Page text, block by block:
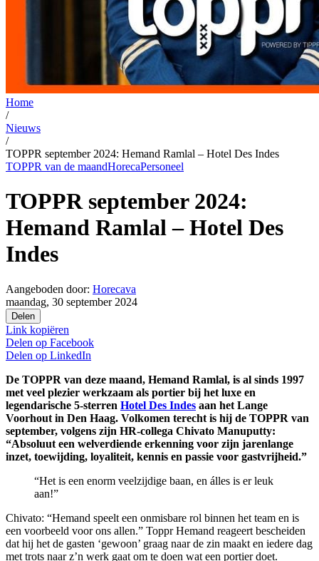
Home
/
Nieuws
/
TOPPR september 2024: Hemand Ramlal – Hotel Des Indes
TOPPR van de maandHorecaPersoneel
TOPPR september 2024:
Hemand Ramlal – Hotel Des
Indes
Aangeboden door: Horecava
maandag, 30 september 2024
Delen
Link kopiëren
Delen op Facebook
Delen op LinkedIn
De TOPPR van deze maand, Hemand Ramlal, is al sinds 1997
met veel plezier werkzaam als portier bij het luxe en
legendarische 5-sterren Hotel Des Indes aan het Lange
Voorhout in Den Haag. Volkomen terecht is hij de TOPPR van
september, volgens zijn HR-collega Chivato Manuputty:
“Absoluut een welverdiende erkenning voor zijn jarenlange
inzet, toewijding, loyaliteit, kennis en passie voor gastvrijheid.”
“Het is een enorm veelzijdige baan, en álles is er leuk
aan!”
Chivato: “Hemand speelt een onmisbare rol binnen het team en is
een voorbeeld voor ons allen.” Toppr Hemand reageert bescheiden
dat hij het de gasten ‘gewoon’ graag naar de zin maakt en iedere dag
met trots naar z’n werk gaat om te doen wat een portier doet.